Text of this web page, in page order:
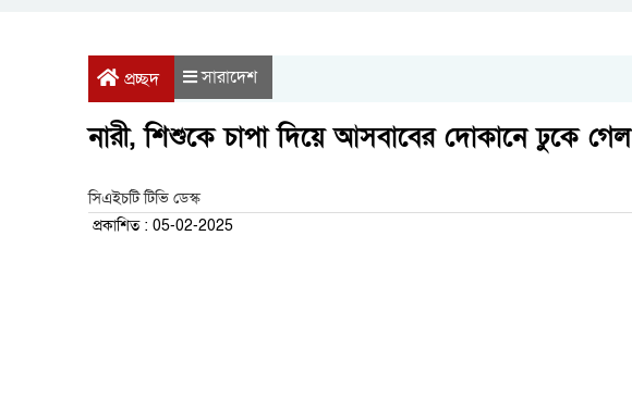
প্রচ্ছদ সারাদেশ
নারী, শিশুকে চাপা দিয়ে আসবাবের দোকানে ঢুকে
সিএইচটি টিভি ডেস্ক
প্রকাশিত : 05-02-2025